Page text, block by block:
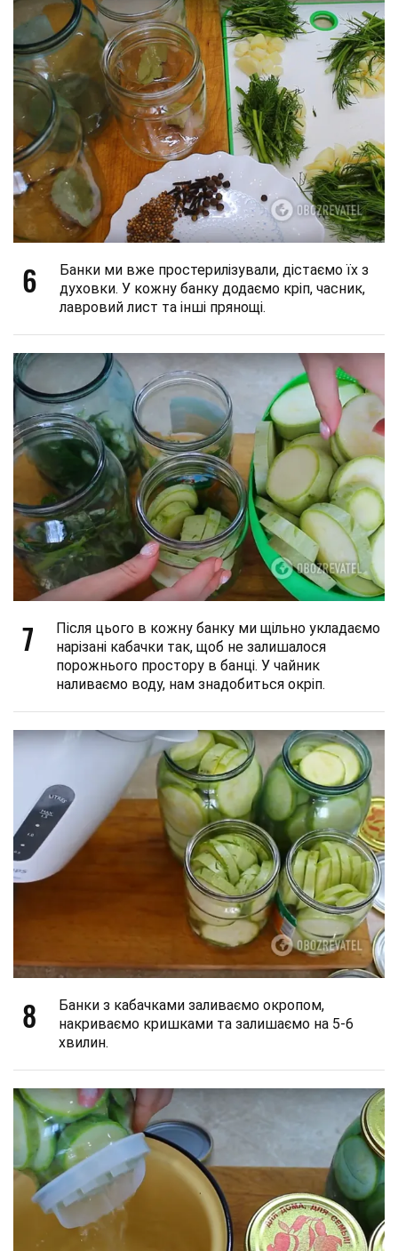
6
Банки ми вже простерилізували, дістаємо їх з
духовки. У кожну банку додаємо кріп, часник,
лавровий лист та інші прянощі.
7
Після цього в кожну банку ми щільно укладаємо
нарізані кабачки так, щоб не залишалося
порожнього простору в банці. У чайник
наливаємо воду, нам знадобиться окріп.
8
Банки з кабачками заливаємо окропом,
накриваємо кришками та залишаємо на 5-6
хвилин.